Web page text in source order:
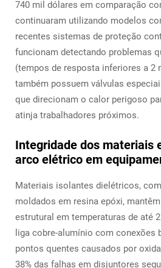
740 mil dólares em comparação
continuaram utilizando modelos
recentes sistemas de proteção
funcionam detectando problemas
(tempos de resposta inferiores a 2
também possuem válvulas
que direcionam o calor perigoso
atinja trabalhadores próximos.
Integridade dos materiais
arco elétrico em
Materiais isolantes dielétricos,
moldados em resina epóxi,
estrutural em temperaturas de até
liga cobre-alumínio com conexões
pontos quentes causados por
38% das falhas em disjuntores